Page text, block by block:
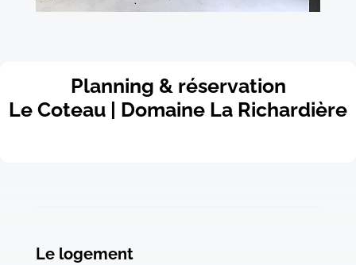
Planning & réservation
Le Coteau | Domaine La Richardière
Le logement